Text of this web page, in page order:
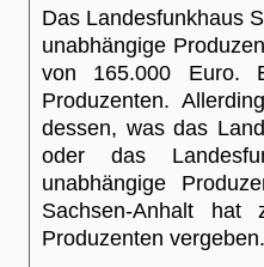
Das Landesfunkhaus
unabhängige
von 165.000 Euro.
Produzenten.
dessen, was das
oder das
unabhängige
Sachsen-Anhalt hat
Produzenten vergeben.